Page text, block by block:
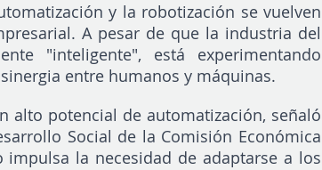
y la robotización se vuelven
A pesar de que la industria del
"inteligente", está experimentando
entre humanos y máquinas.
alto potencial de automatización, señaló
Social de la Comisión Económica
impulsa la necesidad de adaptarse a los